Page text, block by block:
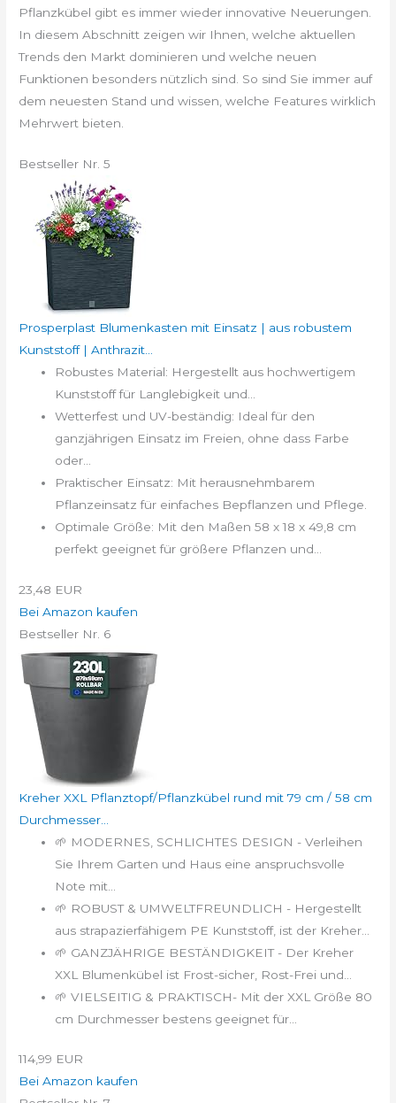
Pflanzkübel gibt es immer wieder innovative Neuerungen.
In diesem Abschnitt zeigen wir Ihnen, welche aktuellen
Trends den Markt dominieren und welche neuen
Funktionen besonders nützlich sind. So sind Sie immer auf
dem neuesten Stand und wissen, welche Features wirklich
Mehrwert bieten.
Bestseller Nr. 5
Prosperplast Blumenkasten mit Einsatz | aus robustem
Kunststoff | Anthrazit...
Robustes Material: Hergestellt aus hochwertigem
Kunststoff für Langlebigkeit und...
Wetterfest und UV-beständig: Ideal für den
ganzjährigen Einsatz im Freien, ohne dass Farbe
oder...
Praktischer Einsatz: Mit herausnehmbarem
Pflanzeinsatz für einfaches Bepflanzen und Pflege.
Optimale Größe: Mit den Maßen 58 x 18 x 49,8 cm
perfekt geeignet für größere Pflanzen und...
23,48 EUR
Bei Amazon kaufen
Bestseller Nr. 6
Kreher XXL Pflanztopf/Pflanzkübel rund mit 79 cm / 58 cm
Durchmesser...
🌱 MODERNES, SCHLICHTES DESIGN - Verleihen
Sie Ihrem Garten und Haus eine anspruchsvolle
Note mit...
🌱 ROBUST & UMWELTFREUNDLICH - Hergestellt
aus strapazierfähigem PE Kunststoff, ist der Kreher...
🌱 GANZJÄHRIGE BESTÄNDIGKEIT - Der Kreher
XXL Blumenkübel ist Frost-sicher, Rost-Frei und...
🌱 VIELSEITIG & PRAKTISCH- Mit der XXL Größe 80
cm Durchmesser bestens geeignet für...
114,99 EUR
Bei Amazon kaufen